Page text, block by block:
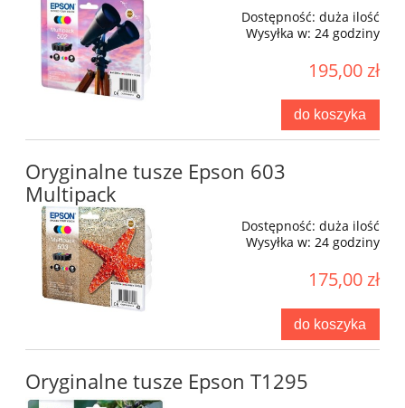
Dostępność: duża ilość
Wysyłka w: 24 godziny
195,00 zł
do koszyka
Oryginalne tusze Epson 603
Multipack
Dostępność: duża ilość
Wysyłka w: 24 godziny
175,00 zł
do koszyka
Oryginalne tusze Epson T1295